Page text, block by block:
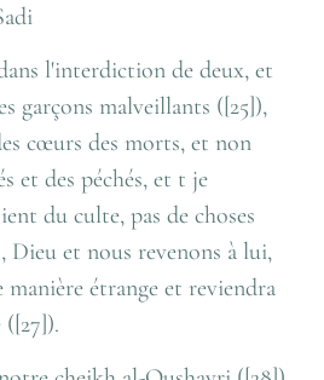
l'interdiction de deux, et
garçons malveillants ([25]),
cœurs des morts, et non
et des péchés, et t je
du culte, pas de choses
Dieu et nous revenons à lui,
manière étrange et reviendra